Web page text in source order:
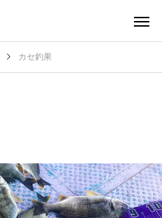
カセ釣果